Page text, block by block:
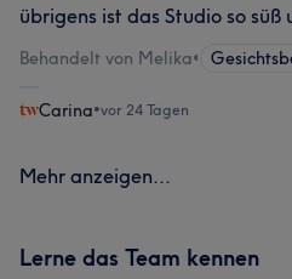
übrigens ist das Studio so süß
Behandelt von Melika•
Carina•vor 24 Tagen
Mehr anzeigen...
Lerne das Team kennen